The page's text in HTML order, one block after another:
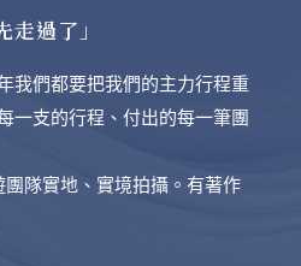
走過了」
我們都要把我們的主力行程重
一支的行程、付出的每一筆團
隊實地、實境拍攝。有著作